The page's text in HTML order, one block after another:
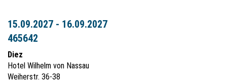
15.09.2027 - 16.09.2027
465642
Diez
Hotel Wilhelm von Nassau
Weiherstr. 36-38